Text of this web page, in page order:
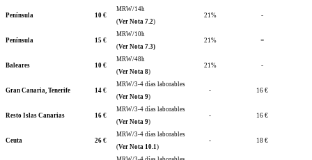
Península 10 €
MRW/14h
(Ver Nota 7.2)
21% -
Península 15 €
MRW/10h
(Ver Nota 7.3)
21% -
Baleares 10 €
MRW/48h
(Ver Nota 8)
21% -
Gran Canaria, Tenerife 14 €
MRW/3-4 días laborables
(Ver Nota 9)
- 16 €
Resto Islas Canarias 16 €
MRW/3-4 días laborables
(Ver Nota 9)
- 16 €
Ceuta 26 €
MRW/3-4 días laborables
(Ver Nota 10.1 )
- 18 €